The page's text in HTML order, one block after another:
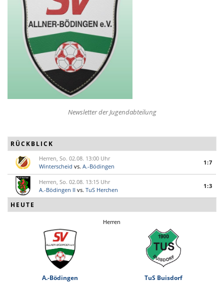
Newsletter der Jugendabteilung
RÜCKBLICK
Herren, So. 02.08. 13:00 Uhr
Winterscheid vs. A.-Bödingen
1:7
Herren, So. 02.08. 13:15 Uhr
A.-Bödingen II vs. TuS Herchen
1:3
HEUTE
Herren
A.-Bödingen TuS Buisdorf